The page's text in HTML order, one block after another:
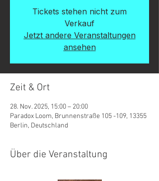
Tickets stehen nicht zum
Verkauf
Jetzt andere Veranstaltungen
ansehen
Zeit & Ort
28. Nov. 2025, 15:00 – 20:00
Paradox Loom, Brunnenstraße 105 -109, 13355
Berlin, Deutschland
Über die Veranstaltung